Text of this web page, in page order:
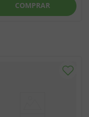
COMPRAR